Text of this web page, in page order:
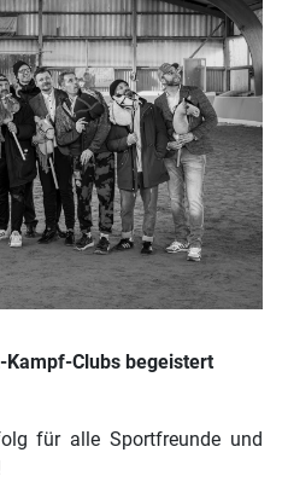
Kampf-Clubs begeistert
für alle Sportfreunde und